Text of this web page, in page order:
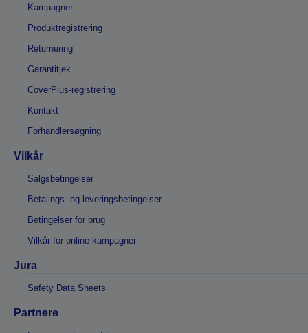
Kampagner
Produktregistrering
Returnering
Garantitjek
CoverPlus-registrering
Kontakt
Forhandlersøgning
Vilkår
Salgsbetingelser
Betalings- og leveringsbetingelser
Betingelser for brug
Vilkår for online-kampagner
Jura
Safety Data Sheets
Partnere